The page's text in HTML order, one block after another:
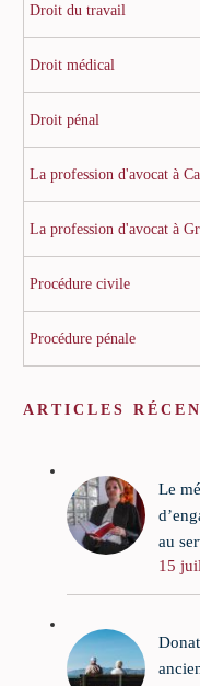
Droit du travail
Droit médical
Droit pénal
La profession d'avocat à
La profession d'avocat à
Procédure civile
Procédure pénale
ARTICLES
Le
au
15